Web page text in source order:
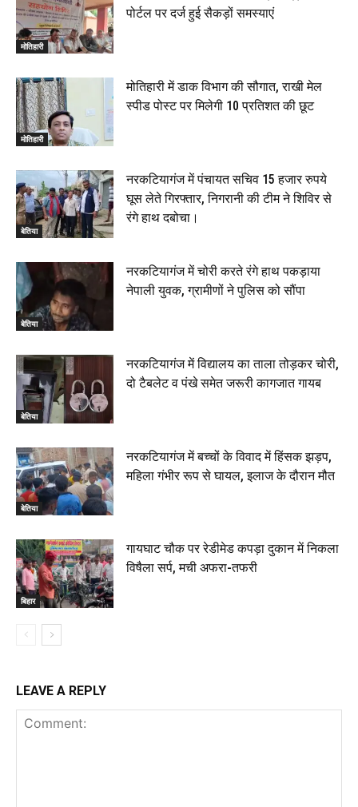
मोतिहारी
पोर्टल पर दर्ज हुई सैकड़ों समस्याएं
मोतिहारी
मोतिहारी में डाक विभाग की सौगात, राखी मेल
स्पीड पोस्ट पर मिलेगी 10 प्रतिशत की छूट
बेतिया
नरकटियागंज में पंचायत सचिव 15 हजार रुपये
घूस लेते गिरफ्तार, निगरानी की टीम ने शिविर से
रंगे हाथ दबोचा।
बेतिया
नरकटियागंज में चोरी करते रंगे हाथ पकड़ाया
नेपाली युवक, ग्रामीणों ने पुलिस को सौंपा
बेतिया
नरकटियागंज में विद्यालय का ताला तोड़कर चोरी,
दो टैबलेट व पंखे समेत जरूरी कागजात गायब
बेतिया
नरकटियागंज में बच्चों के विवाद में हिंसक झड़प,
महिला गंभीर रूप से घायल, इलाज के दौरान मौत
बिहार
गायघाट चौक पर रेडीमेड कपड़ा दुकान में निकला
विषैला सर्प, मची अफरा-तफरी
LEAVE A REPLY